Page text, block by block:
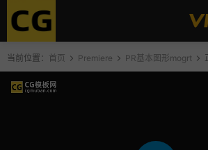
当前位置： 首页 Premiere PR基本图形mogrt